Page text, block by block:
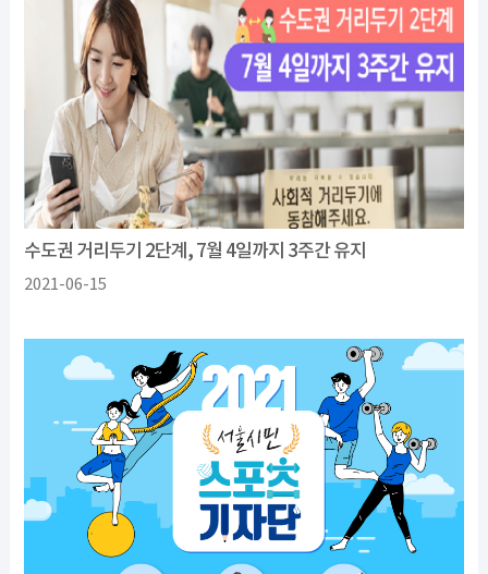
수도권 거리두기 2단계, 7월 4일까지 3주간 유지
2021-06-15